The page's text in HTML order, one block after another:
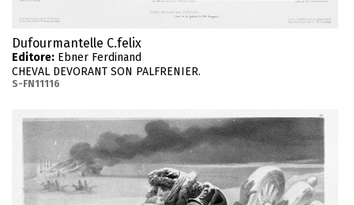
Dufourmantelle C.felix
Editore: Ebner Ferdinand
CHEVAL DEVORANT SON PALFRENIER.
S-FN11116